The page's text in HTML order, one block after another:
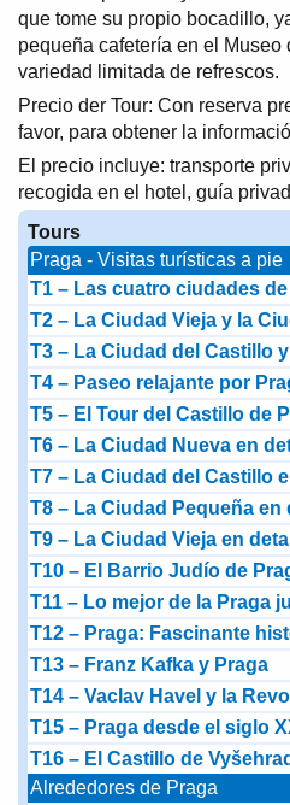
que tome su propio bocadillo,
pequeña cafetería en el Museo
variedad limitada de refrescos.
Precio der Tour: Con reserva
favor, para obtener la
El precio incluye: transporte
recogida en el hotel, guía
Tours
Praga - Visitas turísticas a pie
T1 – Las cuatro ciudades
T2 – La Ciudad Vieja y la
T3 – La Ciudad del Castillo
T4 – Paseo relajante por
T5 – El Tour del Castillo de
T6 – La Ciudad Nueva en
T7 – La Ciudad del Castillo
T8 – La Ciudad Pequeña en
T9 – La Ciudad Vieja en
T10 – El Barrio Judío de
T11 – Lo mejor de la Praga
T12 – Praga: Fascinante
T13 – Franz Kafka y Praga
T14 – Vaclav Havel y la
T15 – Praga desde el siglo
T16 – El Castillo de Vyšehrad
Alrededores de Praga